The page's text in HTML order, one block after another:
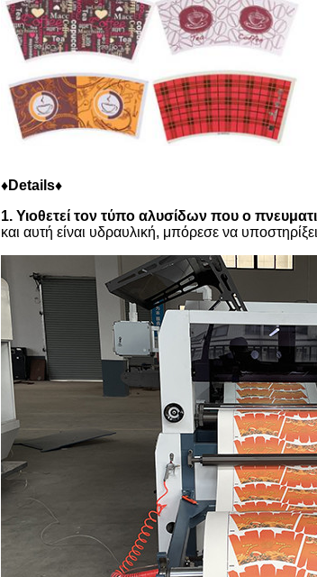
♦Details♦
1. Υιοθετεί τον τύπο αλυσίδων που ο
και αυτή είναι υδραυλική, μπόρεσε να